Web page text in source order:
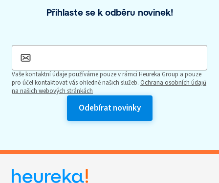
Přihlaste se k odběru novinek!
Vaše kontaktní údaje používáme pouze v rámci Heureka Group a pouze
pro účel kontaktovat vás ohledně našich služeb. Ochrana osobních údajů
na našich webových stránkách